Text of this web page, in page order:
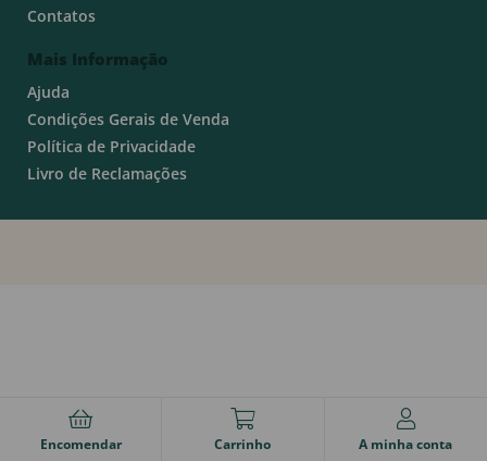
Contatos
Mais Informação
Ajuda
Condições Gerais de Venda
Política de Privacidade
Livro de Reclamações
Encomendar Carrinho A minha conta